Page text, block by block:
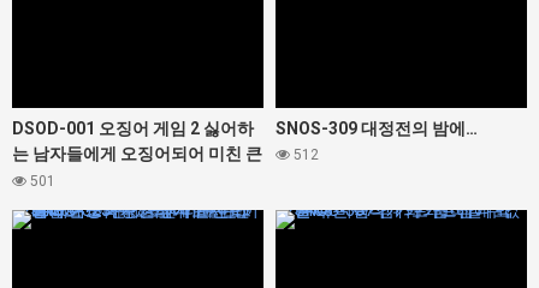
DSOD-001 오징어 게임 2 싫어하
는 남자들에게 오징어되어 미친 큰
가슴 그녀. 미조노 와카 유라카나
히라기 모미지
501
SNOS-309 대정전의 밤에…
512
427460 427468